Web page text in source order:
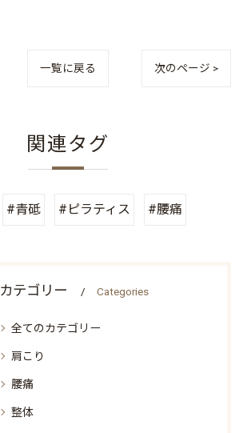
一覧に戻る 次のページ >
関連タグ
#青砥 #ピラティス #腰痛
カテゴリー Categories
全てのカテゴリー
肩こり
腰痛
整体